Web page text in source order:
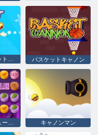
スーパーロケットバディ バスケットキャノン
キャンディシューターデラックス キャノンマン